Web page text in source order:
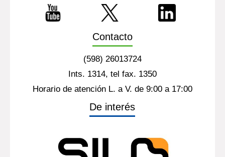
Contacto
(598) 26013724
Ints. 1314, tel fax. 1350
Horario de atención L. a V. de 9:00 a 17:00
De interés